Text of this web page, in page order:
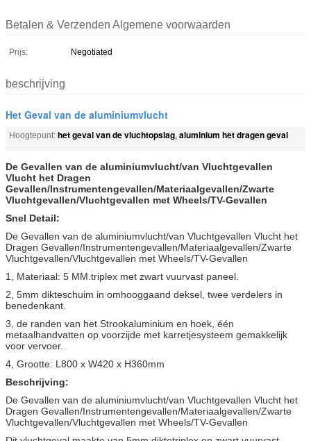
Betalen & Verzenden Algemene voorwaarden
Prijs: Negotiated
beschrijving
Het Geval van de aluminiumvlucht
Hoogtepunt: het geval van de vluchtopslag, aluminium het dragen geval
De Gevallen van de aluminiumvlucht/van Vluchtgevallen
Vlucht het Dragen
Gevallen/Instrumentengevallen/Materiaalgevallen/Zwarte
Vluchtgevallen/Vluchtgevallen met Wheels/TV-Gevallen
Snel Detail:
De Gevallen van de aluminiumvlucht/van Vluchtgevallen Vlucht het
Dragen Gevallen/Instrumentengevallen/Materiaalgevallen/Zwarte
Vluchtgevallen/Vluchtgevallen met Wheels/TV-Gevallen
1, Materiaal: 5 MM.triplex met zwart vuurvast paneel.
2, 5mm dikteschuim in omhooggaand deksel, twee verdelers in
benedenkant.
3, de randen van het Strookaluminium en hoek, één
metaalhandvatten op voorzijde met karretjesysteem gemakkelijk
voor vervoer.
4, Grootte: L800 x W420 x H360mm
Beschrijving:
De Gevallen van de aluminiumvlucht/van Vluchtgevallen Vlucht het
Dragen Gevallen/Instrumentengevallen/Materiaalgevallen/Zwarte
Vluchtgevallen/Vluchtgevallen met Wheels/TV-Gevallen